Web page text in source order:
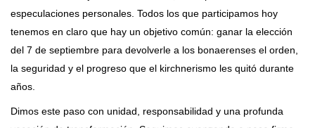
especulaciones personales. Todos los que participamos hoy
tenemos en claro que hay un objetivo común: ganar la elección
del 7 de septiembre para devolverle a los bonaerenses el orden,
la seguridad y el progreso que el kirchnerismo les quitó durante
años.
Dimos este paso con unidad, responsabilidad y una profunda